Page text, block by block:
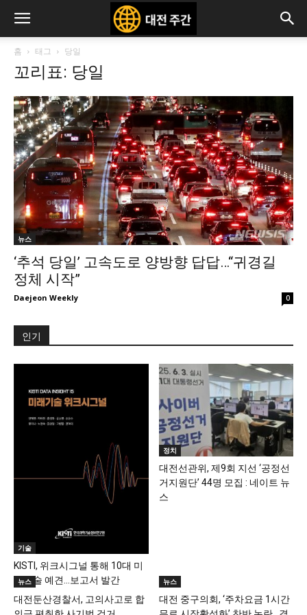
홈 태그 당일
꼬리표: 당일
뉴스
‘추석 당일’ 고속도로 양방향 답답…“귀경길
정체 시작”
Daejeon Weekly 0
인기
기술
KISTI, 위크시그널 통해 10대 미
래기술 예견…보고서 발간
정치
대전선관위, 제9회 지선 ‘공정선
거지원단’ 44명 모집 : 네이트 뉴
스
뉴스
대전둔산경찰서, 고의사고로 합
뉴스
대전 중구의회, ‘주차요금 1시간